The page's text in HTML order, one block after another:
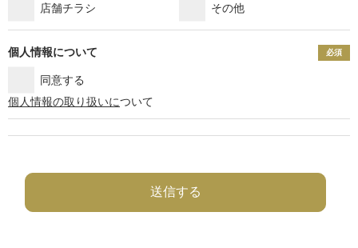
店舗チラシ その他
個人情報について 必須
同意する
個人情報の取り扱いについて